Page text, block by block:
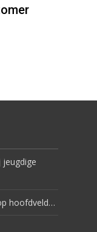
jeugdige
hoofdveld…